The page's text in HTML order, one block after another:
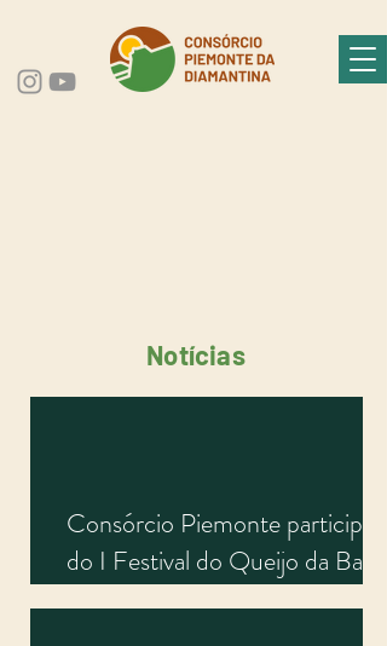
Notícias
Consórcio Piemonte participa
do I Festival do Queijo da Bacia